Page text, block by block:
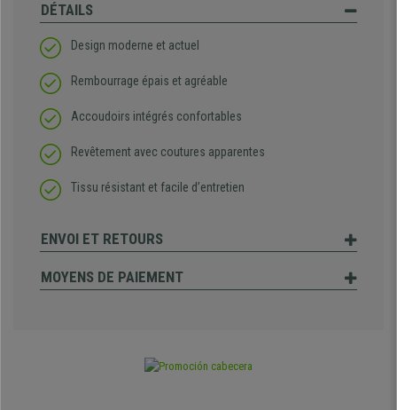
DÉTAILS
Design moderne et actuel
Rembourrage épais et agréable
Accoudoirs intégrés confortables
Revêtement avec coutures apparentes
Tissu résistant et facile d’entretien
ENVOI ET RETOURS
MOYENS DE PAIEMENT